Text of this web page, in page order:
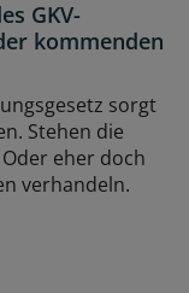
GKV-
kommenden
sorgt
Stehen die
eher doch
verhandeln.